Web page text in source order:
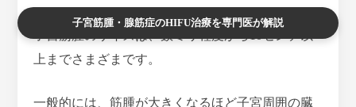
子宮筋腫・腺筋症のHIFU治療を専門医が解説
上までさまざまです。
一般的には、筋腫が大きくなるほど子宮周囲の臓